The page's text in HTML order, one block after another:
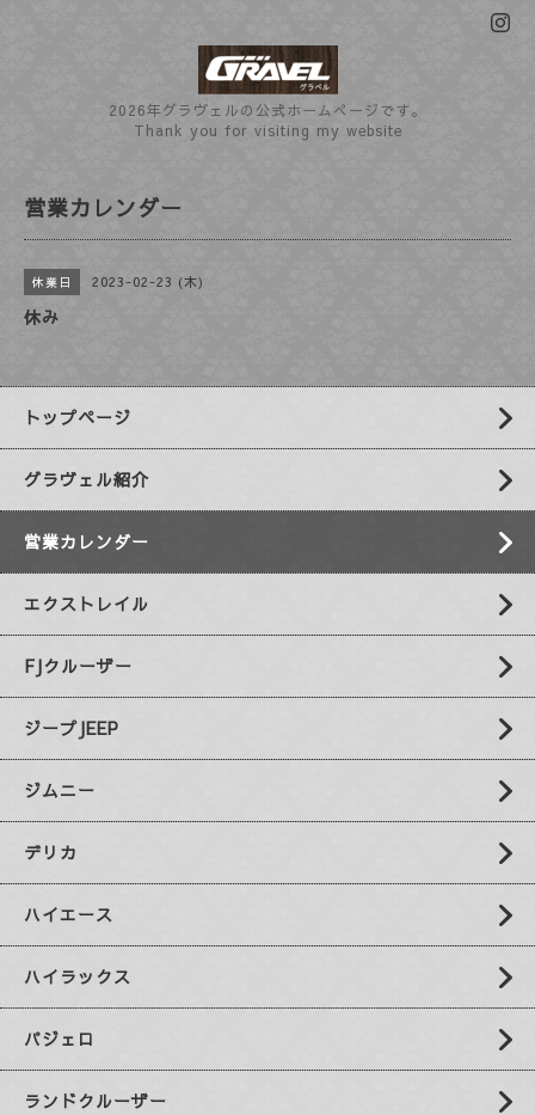
2026年グラヴェルの公式ホームぺージです。
Thank you for visiting my website
営業カレンダー
休業日 2023-02-23 (木)
休み
トップページ
グラヴェル紹介
営業カレンダー
エクストレイル
FJクルーザー
ジープJEEP
ジムニー
デリカ
ハイエース
ハイラックス
パジェロ
ランドクルーザー